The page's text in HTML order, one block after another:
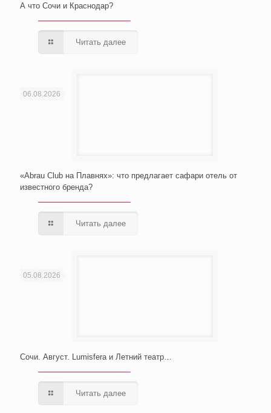
А что Сочи и Краснодар?
Читать далее
06.08.2026
«Abrau Club на Плавнях»: что предлагает сафари отель от
известного бренда?
Читать далее
05.08.2026
Сочи. Август. Lumisfera и Летний театр…
Читать далее